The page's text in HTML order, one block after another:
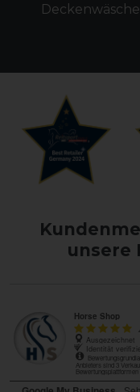
Deckenwäsche
unsere